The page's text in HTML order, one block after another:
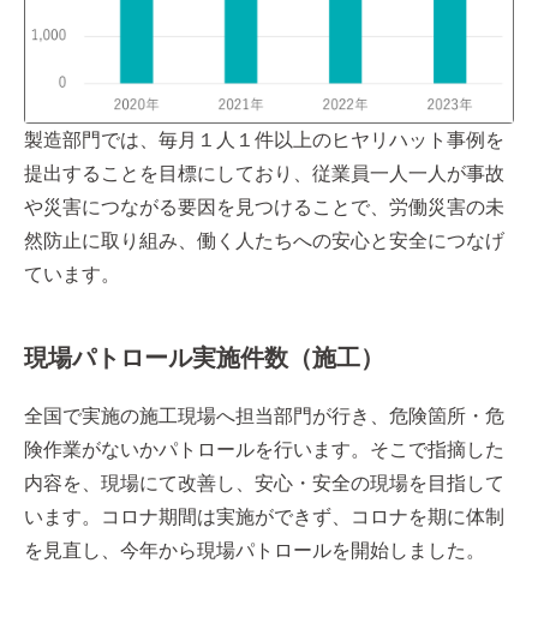
製造部門では、毎月１人１件以上のヒヤリハット事例を
提出することを目標にしており、従業員一人一人が事故
や災害につながる要因を見つけることで、労働災害の未
然防止に取り組み、働く人たちへの安心と安全につなげ
ています。
現場パトロール実施件数（施工）
全国で実施の施工現場へ担当部門が行き、危険箇所・危
険作業がないかパトロールを行います。そこで指摘した
内容を、現場にて改善し、安心・安全の現場を目指して
います。コロナ期間は実施ができず、コロナを期に体制
を見直し、今年から現場パトロールを開始しました。